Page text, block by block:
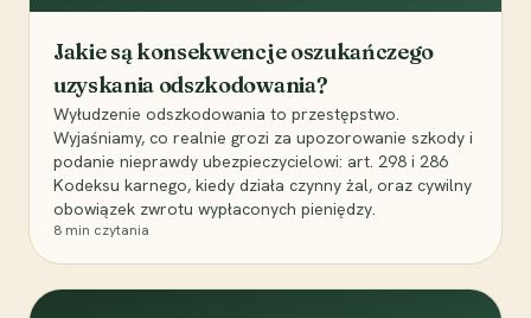
Jakie są konsekwencje oszukańczego
uzyskania odszkodowania?
Wyłudzenie odszkodowania to przestępstwo.
Wyjaśniamy, co realnie grozi za upozorowanie szkody i
podanie nieprawdy ubezpieczycielowi: art. 298 i 286
Kodeksu karnego, kiedy działa czynny żal, oraz cywilny
obowiązek zwrotu wypłaconych pieniędzy.
8 min czytania